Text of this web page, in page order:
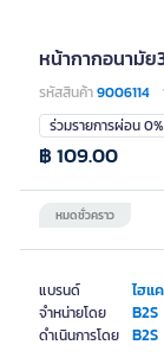
หน้ากากอนามัย
รหัสสินค้า9006114
แบรนด์ ไฮแ
จำหน่ายโดย B2S
ดำเนินการโดย B2S
ร่วมรายการผ่อน 0%
หมดชั่วคราว
฿ 109.00